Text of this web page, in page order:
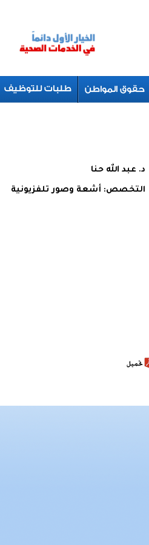
د. عبد الله حنا
التخصص: أشعة وصور تلفزيونية